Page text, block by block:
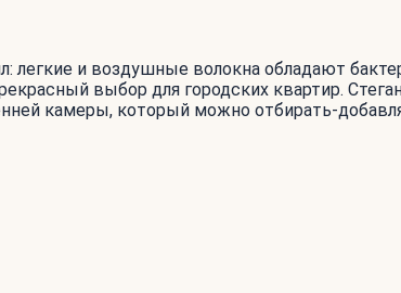
и воздушные волокна обладают
выбор для городских квартир.
камеры, который можно отбирать-